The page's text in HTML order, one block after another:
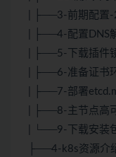
| ├──3-前期配置
| ├──4-配置DNS
| ├──5-下载插件
| ├──6-准备证书
| ├──7-部署
| ├──8-主节点高
| └──9-下载安装
├──4-k8s资源介